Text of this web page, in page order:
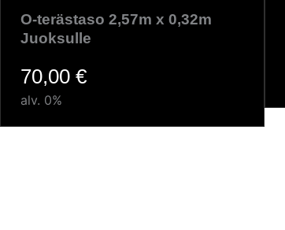
O-terästaso 2,57m x 0,32m
Juoksulle
70,00 €
alv. 0%